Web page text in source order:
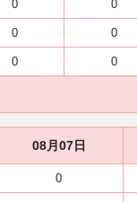
0 0
0 0
0 0
08月07日
0